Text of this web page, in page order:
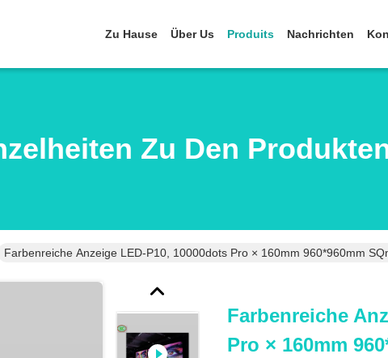
Zu Hause Über Us Produits Nachrichten
Zu Den
Farbenreiche Anzeige LED-P10, 10000dots Pro × 160mm 960*960mm
Farbenreiche
Pro × 160mm